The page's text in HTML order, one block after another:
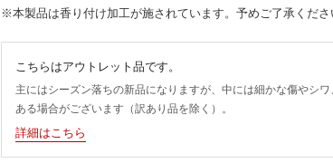
※本製品は香り付け加工が施されています。予めご了承くださ
こちらはアウトレット品です。
主にはシーズン落ちの新品になりますが、中には細かな傷やシ
ある場合がございます（訳あり品を除く）。
詳細はこちら